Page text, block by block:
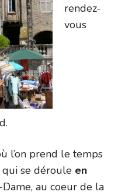
rendez-
vous
l’on prend le temps
qui se déroule en
au coeur de la